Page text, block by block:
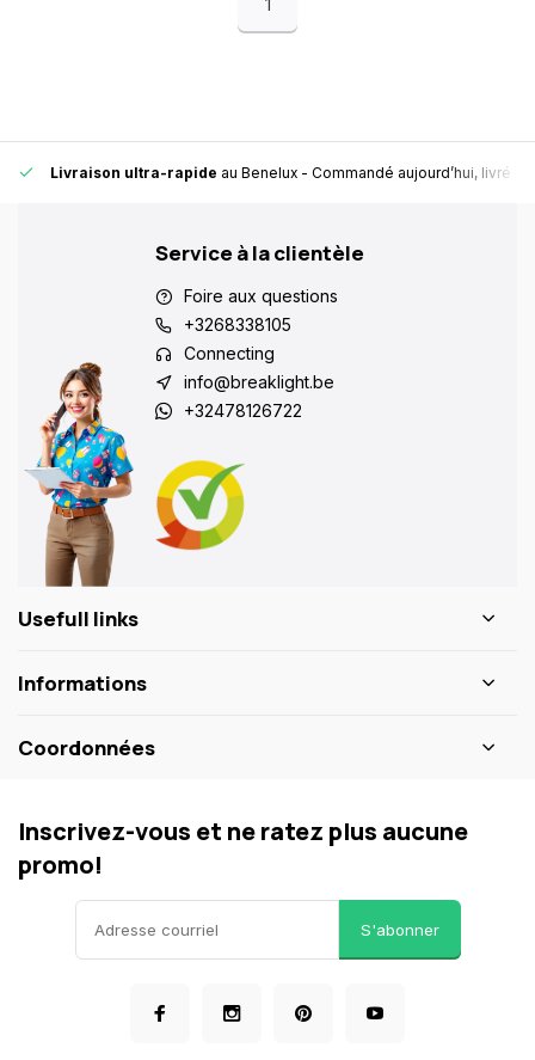
Livraison ultra-rapide au Benelux - Commandé aujourd’hui, livré
Service à la clientèle
Foire aux questions
+3268338105
Connecting
info@breaklight.be
+32478126722
Usefull links
Informations
Coordonnées
Inscrivez-vous et ne ratez plus aucune
promo!
S'abonner